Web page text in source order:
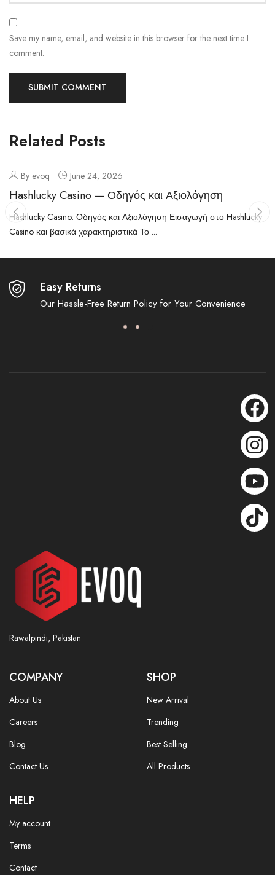
Save my name, email, and website in this browser for the next time I
comment.
Related Posts
By evoq June 24, 2026
Hashlucky Casino — Οδηγός και Αξιολόγηση
Hashlucky Casino: Οδηγός και Αξιολόγηση Εισαγωγή στο Hashlucky
Casino και βασικά χαρακτηριστικά Το ...
Easy Returns
Our Hassle-Free Return Policy for Your Convenience
Rawalpindi, Pakistan
COMPANY
About Us
Careers
Blog
Contact Us
SHOP
New Arrival
Trending
Best Selling
All Products
HELP
My account
Terms
Contact